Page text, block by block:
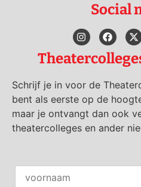
Social
Schrijf je in voor de
bent als eerste op de
maar je ontvangt dan ook
theatercolleges en ander